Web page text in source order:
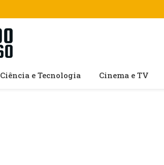
Ciência e Tecnologia Cinema e TV